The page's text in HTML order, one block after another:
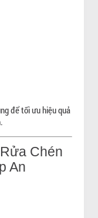
để tối ưu hiệu quả
Chén
An